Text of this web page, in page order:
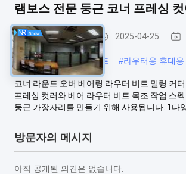
램보스 전문 둥근 코너 프레싱
성형 라우터 비트 2025-04-25
#부식 방지 V 라우터 비트 #라우터용 휴대
코너 라운드 오버 베어링 라우터 비트 밀링 커
프레싱 컷러와 베어 라우터 비트 목조 작업 스
둥근 가장자리를 만들기 위해 사용됩니다. 1다
방문자의 메시지
아직 공개된 의견은 없습니다.